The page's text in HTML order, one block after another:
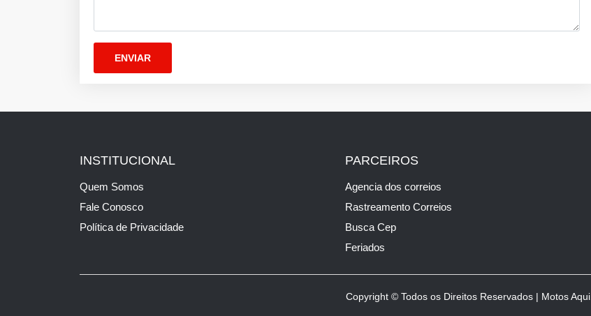
INSTITUCIONAL
Quem Somos
Fale Conosco
Política de Privacidade
PARCEIROS
Agencia dos correios
Rastreamento Correios
Busca Cep
Feriados
Copyright © Todos os Direitos Reservados | Motos Aqui.